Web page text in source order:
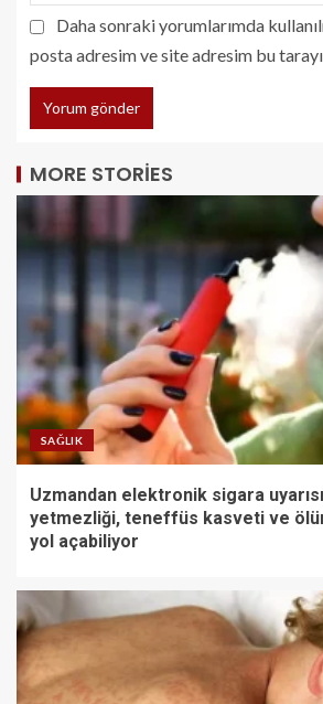
Daha sonraki yorumlarımda
posta adresim ve site adresim bu
MORE STORIES
SAĞLIK
Uzmandan elektronik sigara
yetmezliği, teneffüs kasveti ve
yol açabiliyor